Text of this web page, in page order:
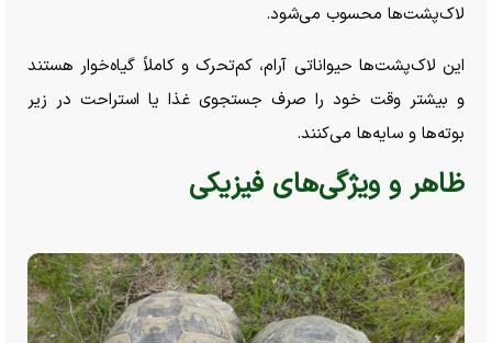
لاک‌پشت‌ها محسوب می‌شود.
این لاک‌پشت‌ها حیواناتی آرام، کم‌تحرک و کاملاً گیاه‌خوار هستند
و بیشتر وقت خود را صرف جستجوی غذا یا استراحت در زیر
بوته‌ها و سایه‌ها می‌کنند.
ظاهر و ویژگی‌های فیزیکی